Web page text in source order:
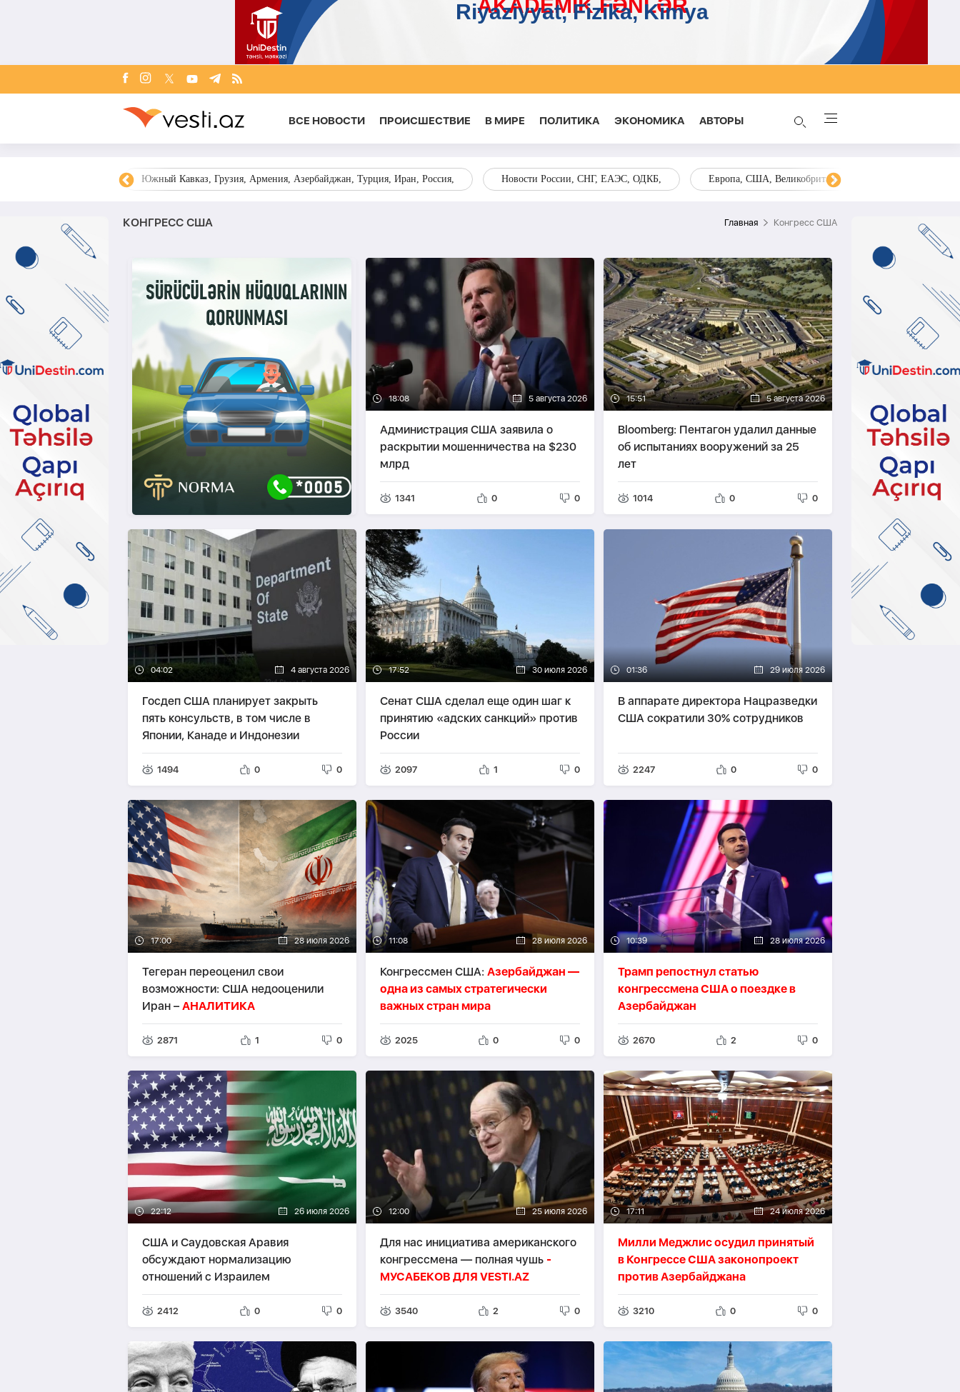
ВСЕ НОВОСТИ ПРОИСШЕСТВИЕ В МИРЕ ПОЛИТИКА ЭКОНОМИКА AВТОРЫ
Южный Кавказ, Грузия, Армения, Азербайджан, Турция, Иран, Россия, Новости России, СНГ, ЕАЭС, ОДКБ, Европа, США, Великобритания, Украина, Запад,
КОНГРЕСС США Главная Конгресс США
18:08 5 августа 2026
Администрация США заявила о
раскрытии мошенничества на $230
млрд
1341 0 0
15:51 5 августа 2026
Bloomberg: Пентагон удалил данные
об испытаниях вооружений за 25
лет
1014 0 0
04:02 4 августа 2026
Госдеп США планирует закрыть
пять консульств, в том числе в
Японии, Канаде и Индонезии
1494 0 0
17:52 30 июля 2026
Сенат США сделал еще один шаг к
принятию «адских санкций» против
России
2097 1 0
01:36 29 июля 2026
В аппарате директора Нацразведки
США сократили 30% сотрудников
2247 0 0
17:00 28 июля 2026
Тегеран переоценил свои
возможности: США недооценили
Иран – АНАЛИТИКА
2871 1 0
11:08 28 июля 2026
Конгрессмен США: Азербайджан —
одна из самых стратегически
важных стран мира
2025 0 0
10:39 28 июля 2026
Трамп репостнул статью
конгрессмена США о поездке в
Азербайджан
2670 2 0
22:12 26 июля 2026
США и Саудовская Аравия
обсуждают нормализацию
отношений с Израилем
2412 0 0
12:00 25 июля 2026
Для нас инициатива американского
конгрессмена — полная чушь -
МУСАБЕКОВ ДЛЯ VESTI.AZ
3540 2 0
17:11 24 июля 2026
Милли Меджлис осудил принятый
в Конгрессе США законопроект
против Азербайджана
3210 0 0